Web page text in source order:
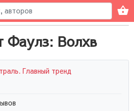
Фаулз: Волхв
Главный тренд